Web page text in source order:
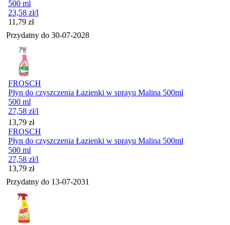
500 ml
23,58 zł/l
Cena
11,79 zł
Przydatny do 30-07-2028
FROSCH
Płyn do czyszczenia Łazienki w sprayu Malina 500ml
500 ml
27,58 zł/l
Cena
13,79 zł
FROSCH
Płyn do czyszczenia Łazienki w sprayu Malina 500ml
500 ml
27,58 zł/l
Cena
13,79 zł
Przydatny do 13-07-2031